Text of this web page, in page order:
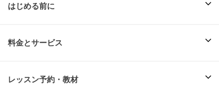
はじめる前に
料金とサービス
レッスン予約・教材